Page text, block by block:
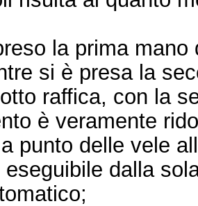
la prima
si è presa la
raffica, con la
è veramente
punto delle vele
dalla